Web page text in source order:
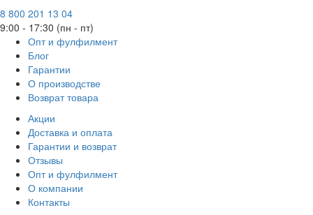
8 800 201 13 04
9:00 - 17:30 (пн - пт)
Опт и фулфилмент
Блог
Гарантии
О производстве
Возврат товара
Акции
Доставка и оплата
Гарантии и возврат
Отзывы
Опт и фулфилмент
О компании
Контакты